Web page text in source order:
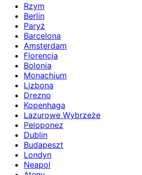
Rzym
Berlin
Paryż
Barcelona
Amsterdam
Florencja
Bolonia
Monachium
Lizbona
Drezno
Kopenhaga
Lazurowe Wybrzeże
Peloponez
Dublin
Budapeszt
Londyn
Neapol